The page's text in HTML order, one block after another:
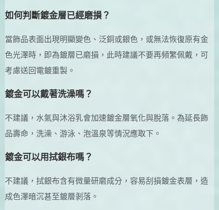
如何判斷鍍金層已經磨損？
當飾品表面出現明顯變色、泛銅或銀色，或無法恢復原有金
色光澤時，即為鍍層已磨損，此時建議不要再頻繁佩戴，可
考慮送回電鍍重製。
鍍金可以戴著洗澡嗎？
不建議，水氣與沐浴乳會加速鍍金層氧化與脫落。為延長飾
品壽命，洗澡、游泳、泡溫泉等情況應取下。
鍍金可以用拭銀布嗎？
不建議，拭銀布含有微量研磨成分，容易刮損鍍金表層，造
成色澤暗沉甚至鍍層剝落。